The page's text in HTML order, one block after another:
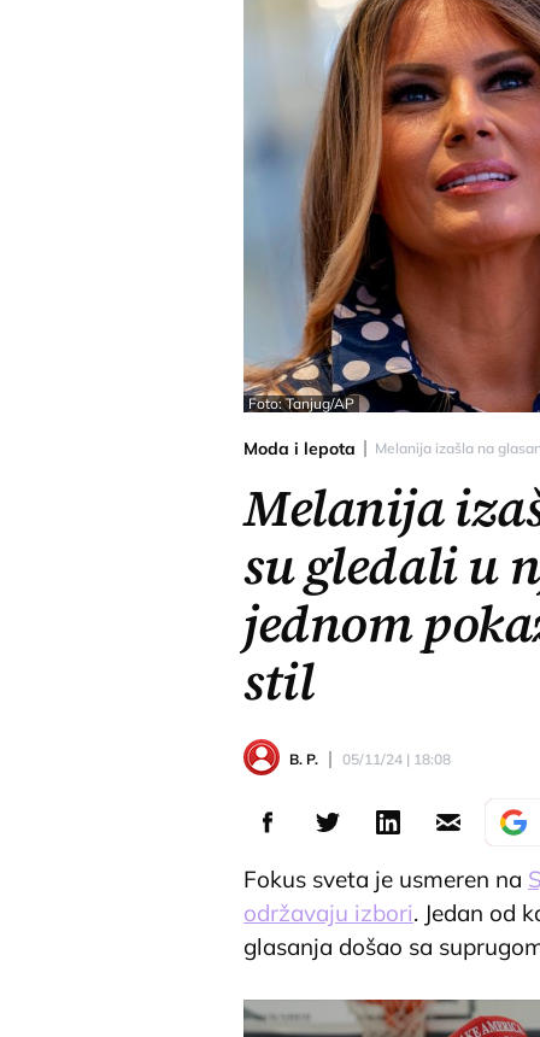
Foto: Tanjug/AP
Moda i lepota Melanija izašla na
Melanija
su gledali u
jednom
stil
B. P. 05/11/24 | 18:08
Fokus sveta je usmeren na
održavaju izbori. Jedan od
glasanja došao sa